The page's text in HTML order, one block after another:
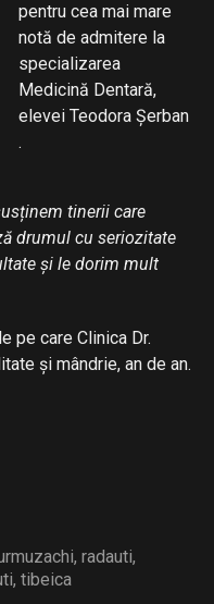
pentru cea mai mare
notă de admitere la
specializarea
Medicină Dentară,
elevei Teodora Șerban
.
tinerii care
drumul cu seriozitate
și le dorim mult
pe care Clinica Dr.
și mândrie, an de an.
, radauti,
, tibeica